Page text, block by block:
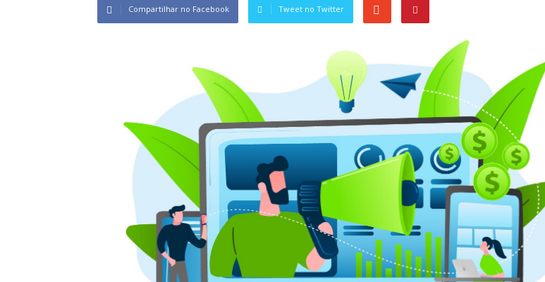
Compartilhar no Facebook Tweet no Twitter